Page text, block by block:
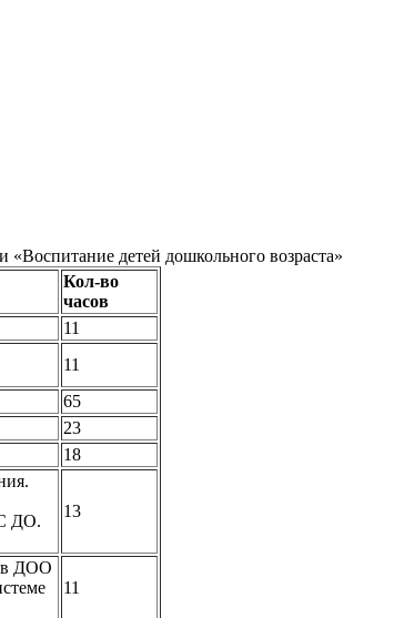
детей дошкольного возраста»
Кол-во
часов
11
11
65
23
18
ДО.
13
в ДОО
11